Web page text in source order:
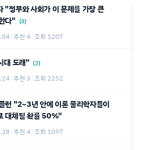
"정부와 사회가 이 문제를 가장 큰
다" (3)
추천 4 조회 1207
대 도래" (2)
추천 3 조회 2252
런 "2~3년 안에 이론 물리학자들이
대체될 확률 50%"
추천 4 조회 1097